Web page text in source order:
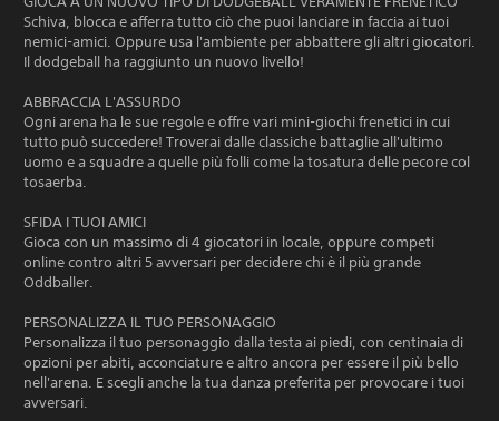
Schiva, blocca e afferra tutto ciò che puoi lanciare in faccia ai tuoi
nemici-amici. Oppure usa l'ambiente per abbattere gli altri giocatori.
Il dodgeball ha raggiunto un nuovo livello!
ABBRACCIA L'ASSURDO
Ogni arena ha le sue regole e offre vari mini-giochi frenetici in cui
tutto può succedere! Troverai dalle classiche battaglie all'ultimo
uomo e a squadre a quelle più folli come la tosatura delle pecore col
tosaerba.
SFIDA I TUOI AMICI
Gioca con un massimo di 4 giocatori in locale, oppure competi
online contro altri 5 avversari per decidere chi è il più grande
Oddballer.
PERSONALIZZA IL TUO PERSONAGGIO
Personalizza il tuo personaggio dalla testa ai piedi, con centinaia di
opzioni per abiti, acconciature e altro ancora per essere il più bello
nell'arena. E scegli anche la tua danza preferita per provocare i tuoi
avversari.